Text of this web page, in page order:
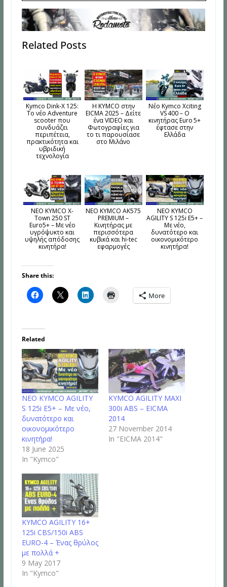
Related Posts
Kymco Dink-X 125:
Το νέο Adventure
scooter που
συνδυάζει
περιπέτεια,
πρακτικότητα και
υβριδική
τεχνολογία
H KYMCO στην
EICMA 2025 – Δείτε
ένα VIDEO και
Φωτογραφίες για
το τι παρουσίασε
στο Μιλάνο
Νέο Kymco Xciting
VS 400 – Ο
κινητήρας Euro 5+
έφτασε στην
Ελλάδα
NEO KYMCO X-
Town 250 ST
Euro5+ – Mε νέο
υγρόψυκτο και
υψηλής απόδοσης
κινητήρα!
ΝΕΟ KYMCO AK575
PREMIUM –
Kινητήρας με
περισσότερα
κυβικά και hi-tec
εφαρμογές
NEO KYMCO
AGILITY S 125i E5+ –
Mε νέο,
δυνατότερο και
οικονομικότερο
κινητήρα!
Share this:
More
Related
NEO KYMCO AGILITY
S 125i E5+ – Mε νέο,
δυνατότερο και
οικονομικότερο
κινητήρα!
18 June 2025
In "Kymco"
KYMCO AGILITY MAXI
300i ABS – EICMA
2014
27 November 2014
In "EICMA 2014"
KYMCO AGILITY 16+
125i CBS/150i ABS
EURO-4 – Ένας θρύλος
με πoλλά +
9 May 2017
In "Kymco"